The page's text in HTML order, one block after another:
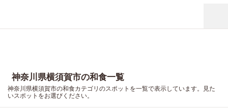
神奈川県横須賀市の和食一覧
神奈川県横須賀市の和食カテゴリのスポットを一覧で表示しています。見た
いスポットをお選びください。